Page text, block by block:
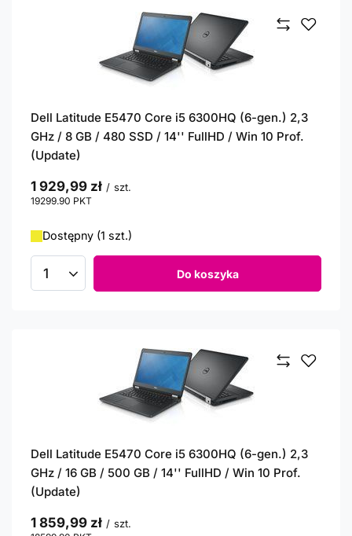
Dell Latitude E5470 Core i5 6300HQ (6-gen.) 2,3
GHz / 8 GB / 480 SSD / 14'' FullHD / Win 10 Prof.
(Update)
1 929,99 zł / szt.
19299.90 PKT
Dostępny (1 szt.)
Ilość produktów Do koszyka
Dell Latitude E5470 Core i5 6300HQ (6-gen.) 2,3
GHz / 16 GB / 500 GB / 14'' FullHD / Win 10 Prof.
(Update)
1 859,99 zł / szt.